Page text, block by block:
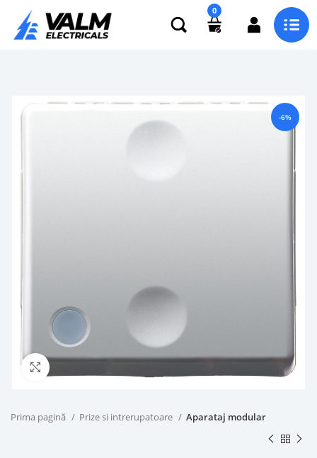
0
-6%
Prima pagină Prize si intrerupatoare Aparataj modular